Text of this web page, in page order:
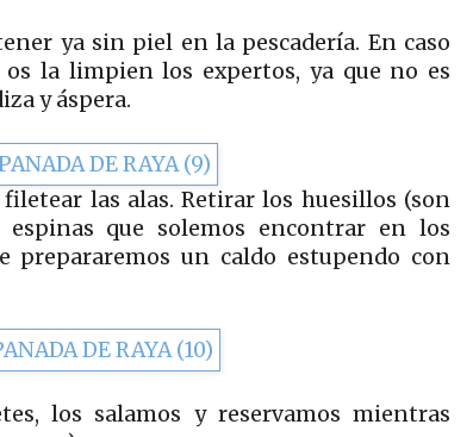
ya sin piel en la pescadería. En caso
la limpien los expertos, ya que no es
y áspera.
las alas. Retirar los huesillos (son
que solemos encontrar en los
prepararemos un caldo estupendo con
los salamos y reservamos mientras